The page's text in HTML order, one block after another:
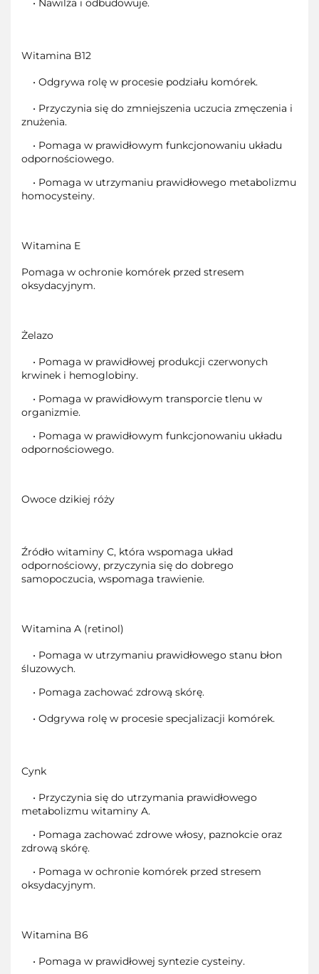
• Nawilża i odbudowuje.
Witamina B12
• Odgrywa rolę w procesie podziału komórek.
• Przyczynia się do zmniejszenia uczucia zmęczenia i
znużenia.
• Pomaga w prawidłowym funkcjonowaniu układu
odpornościowego.
• Pomaga w utrzymaniu prawidłowego metabolizmu
homocysteiny.
Witamina E
Pomaga w ochronie komórek przed stresem
oksydacyjnym.
Żelazo
• Pomaga w prawidłowej produkcji czerwonych
krwinek i hemoglobiny.
• Pomaga w prawidłowym transporcie tlenu w
organizmie.
• Pomaga w prawidłowym funkcjonowaniu układu
odpornościowego.
Owoce dzikiej róży
Źródło witaminy C, która wspomaga układ
odpornościowy, przyczynia się do dobrego
samopoczucia, wspomaga trawienie.
Witamina A (retinol)
• Pomaga w utrzymaniu prawidłowego stanu błon
śluzowych.
• Pomaga zachować zdrową skórę.
• Odgrywa rolę w procesie specjalizacji komórek.
Cynk
• Przyczynia się do utrzymania prawidłowego
metabolizmu witaminy A.
• Pomaga zachować zdrowe włosy, paznokcie oraz
zdrową skórę.
• Pomaga w ochronie komórek przed stresem
oksydacyjnym.
Witamina B6
• Pomaga w prawidłowej syntezie cysteiny.